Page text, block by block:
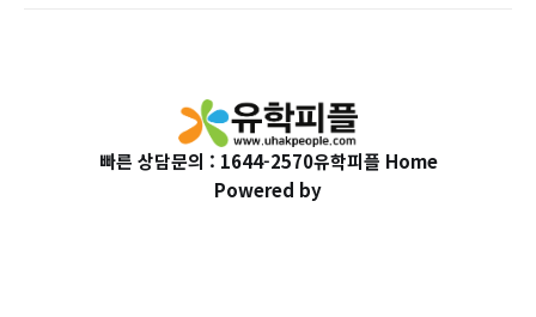
빠른 상담문의 : 1644-2570유학피플 Home
Powered by